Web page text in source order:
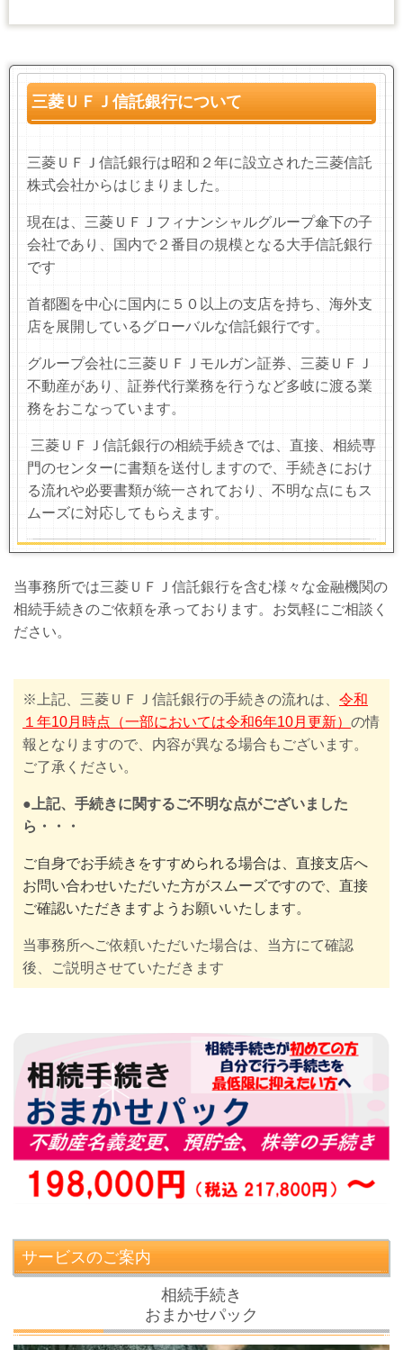
三菱ＵＦＪ信託銀行について
三菱ＵＦＪ信託銀行は昭和２年に設立された三菱信託
株式会社からはじまりました。
現在は、三菱ＵＦＪフィナンシャルグループ傘下の子
会社であり、国内で２番目の規模となる大手信託銀行
です
首都圏を中心に国内に５０以上の支店を持ち、海外支
店を展開しているグローバルな信託銀行です。
グループ会社に三菱ＵＦＪモルガン証券、三菱ＵＦＪ
不動産があり、証券代行業務を行うなど多岐に渡る業
務をおこなっています。
三菱ＵＦＪ信託銀行の相続手続きでは、直接、相続専
門のセンターに書類を送付しますので、手続きにおけ
る流れや必要書類が統一されており、不明な点にもス
ムーズに対応してもらえます。
当事務所では三菱ＵＦＪ信託銀行を含む様々な金融機関の
相続手続きのご依頼を承っております。お気軽にご相談く
ださい。
※上記、三菱ＵＦＪ信託銀行の手続きの流れは、 令和
１年10月時点（一部においては令和6年10月更新） の情
報となりますので、内容が異なる場合もございます。
ご了承ください。
●上記、手続きに関するご不明な点がございました
ら・・・
ご自身でお手続きをすすめられる場合は、直接支店へ
お問い合わせいただいた方がスムーズですので、直接
ご確認いただきますようお願いいたします。
当事務所へご依頼いただいた場合は、当方にて確認
後、ご説明させていただきます
サービスのご案内
相続手続き
おまかせパック